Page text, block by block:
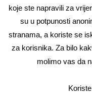
4. POSLATI
ADRESU
Ured za registraciju i
koje ste napravili za
su u potpunosti
stranama, a koriste se
za korisnika. Za bilo
molimo vas da